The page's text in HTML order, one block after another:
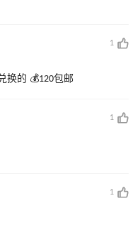
1
换的 💰120包邮
1
1